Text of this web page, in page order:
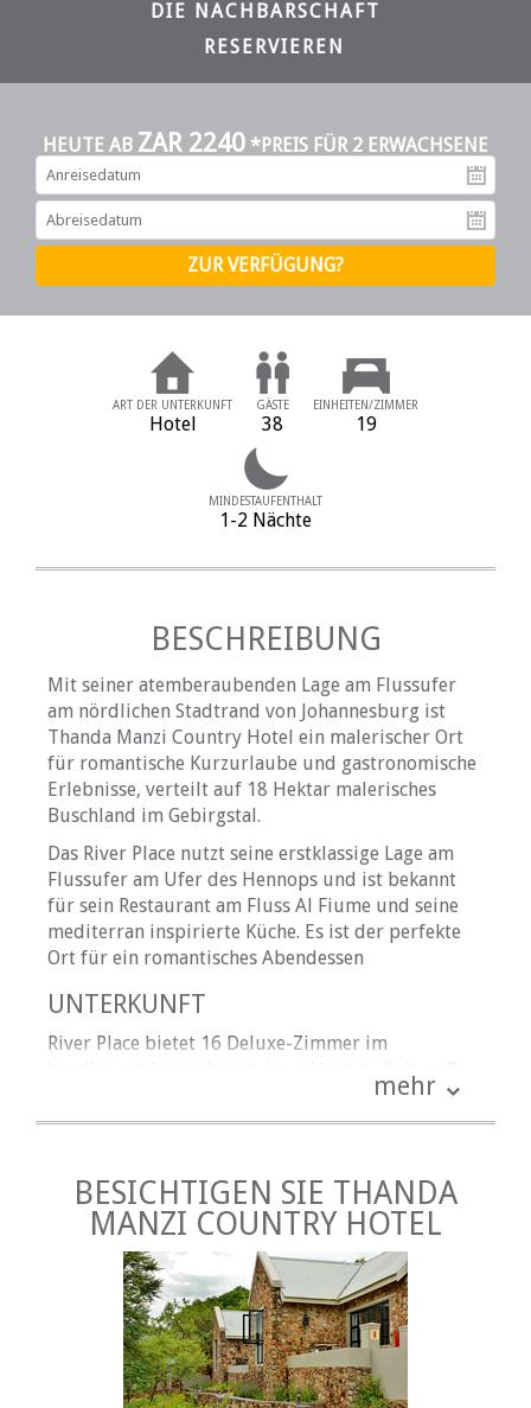
DIE NACHBARSCHAFT
RESERVIEREN
HEUTE AB ZAR 2240 *PREIS FÜR 2 ERWACHSENE
ART DER UNTERKUNFT
Hotel
GÄSTE
38
EINHEITEN/ZIMMER
19
MINDESTAUFENTHALT
1-2 Nächte
BESCHREIBUNG
Mit seiner atemberaubenden Lage am Flussufer
am nördlichen Stadtrand von Johannesburg ist
Thanda Manzi Country Hotel ein malerischer Ort
für romantische Kurzurlaube und gastronomische
Erlebnisse, verteilt auf 18 Hektar malerisches
Buschland im Gebirgstal.
Das River Place nutzt seine erstklassige Lage am
Flussufer am Ufer des Hennops und ist bekannt
für sein Restaurant am Fluss Al Fiume und seine
mediterran inspirierte Küche. Es ist der perfekte
Ort für ein romantisches Abendessen
UNTERKUNFT
River Place bietet 16 Deluxe-Zimmer im
hellen, luftigen Zimmer sind komfortabel
eingerichtet und verfügen über ein eigenes
verfügen über Kingsize-Betten und separate
Loungebereiche.
Nur die Suiten verfügen über Smart-TVs.
Für Gäste, die der Natur näher kommen möchten,
gibt es einen 5 km langen Wanderweg im
Gebirgstal, dem am besten ein Picknick auf den
Rasenflächen folgt.
mehr
BESICHTIGEN SIE THANDA
MANZI COUNTRY HOTEL